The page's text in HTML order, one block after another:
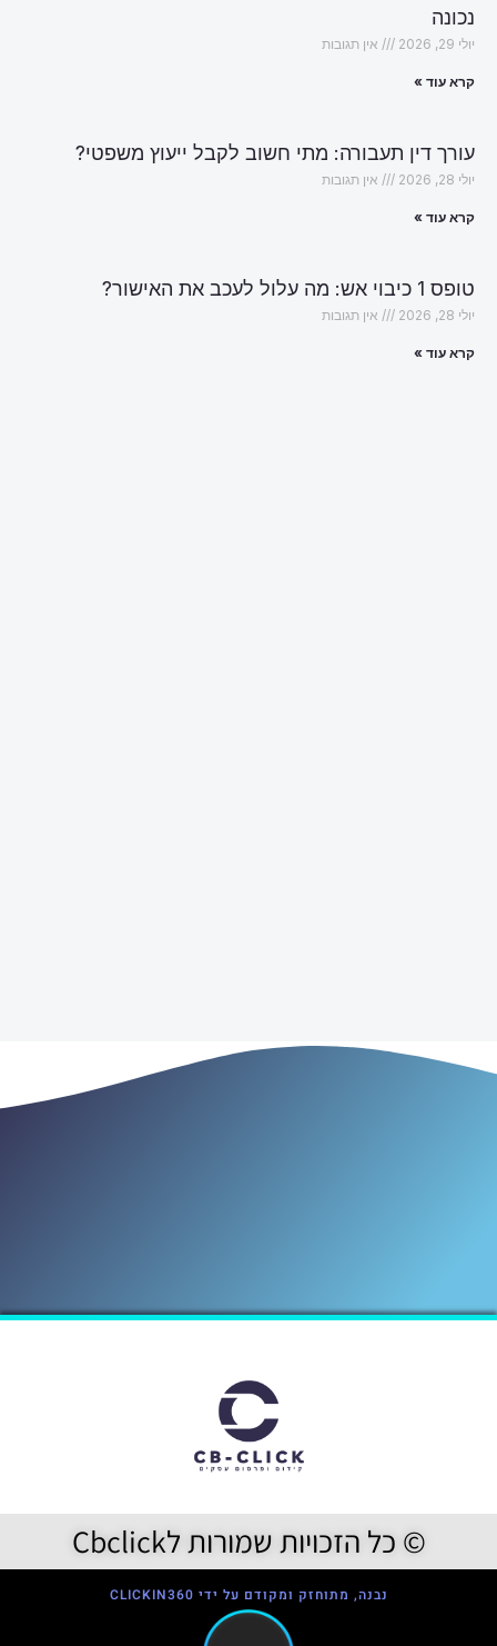
נכונה
יולי 29, 2026 אין תגובות
קרא עוד »
עורך דין תעבורה: מתי חשוב לקבל ייעוץ משפטי?
יולי 28, 2026 אין תגובות
קרא עוד »
טופס 1 כיבוי אש: מה עלול לעכב את האישור?
יולי 28, 2026 אין תגובות
קרא עוד »
© כל הזכויות שמורות לCbclick
נבנה, מתוחזק ומקודם על ידי CLICKIN360